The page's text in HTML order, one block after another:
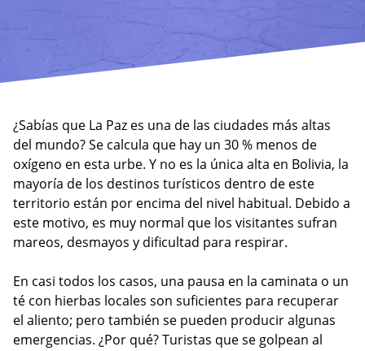
¿Sabías que La Paz es una de las ciudades más altas
del mundo? Se calcula que hay un 30 % menos de
oxígeno en esta urbe. Y no es la única alta en Bolivia, la
mayoría de los destinos turísticos dentro de este
territorio están por encima del nivel habitual. Debido a
este motivo, es muy normal que los visitantes sufran
mareos, desmayos y dificultad para respirar.
En casi todos los casos, una pausa en la caminata o un
té con hierbas locales son suficientes para recuperar
el aliento; pero también se pueden producir algunas
emergencias. ¿Por qué? Turistas que se golpean al